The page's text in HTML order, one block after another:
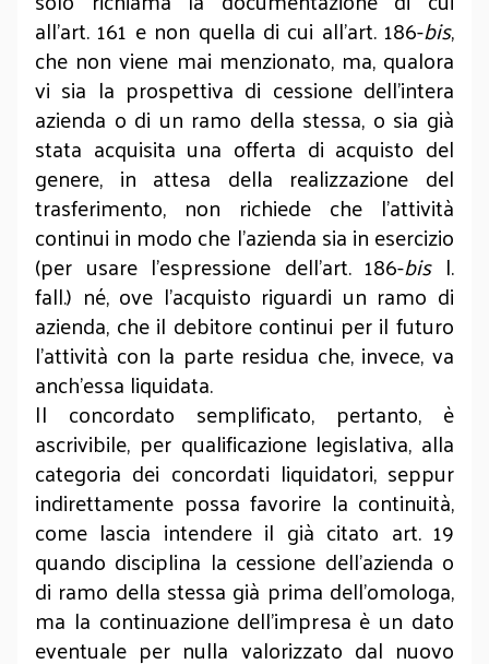
all’art. 161 e non quella di cui all’art. 186-bis,
che non viene mai menzionato, ma, qualora
vi sia la prospettiva di cessione dell’intera
azienda o di un ramo della stessa, o sia già
stata acquisita una offerta di acquisto del
genere, in attesa della realizzazione del
trasferimento, non richiede che l’attività
continui in modo che l’azienda sia in esercizio
(per usare l’espressione dell’art. 186-bisl.
fall.) né, ove l’acquisto riguardi un ramo di
azienda, che il debitore continui per il futuro
l’attività con la parte residua che, invece, va
anch’essa liquidata.
Il concordato semplificato, pertanto, è
ascrivibile, per qualificazione legislativa, alla
categoria dei concordati liquidatori, seppur
indirettamente possa favorire la continuità,
come lascia intendere il già citato art. 19
quando disciplina la cessione dell’azienda o
di ramo della stessa già prima dell’omologa,
ma la continuazione dell’impresa è un dato
eventuale per nulla valorizzato dal nuovo